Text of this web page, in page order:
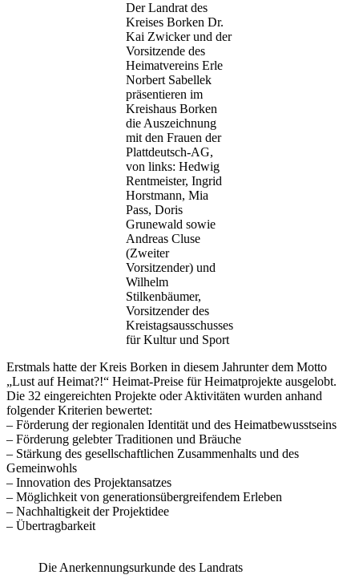
Der Landrat des
Kreises Borken Dr.
Kai Zwicker und der
Vorsitzende des
Heimatvereins Erle
Norbert Sabellek
präsentieren im
Kreishaus Borken
die Auszeichnung
mit den Frauen der
Plattdeutsch-AG,
von links: Hedwig
Rentmeister, Ingrid
Horstmann, Mia
Pass, Doris
Grunewald sowie
Andreas Cluse
(Zweiter
Vorsitzender) und
Wilhelm
Stilkenbäumer,
Vorsitzender des
Kreistagsausschusses
für Kultur und Sport
Erstmals hatte der Kreis Borken in diesem Jahrunter dem Motto
„Lust auf Heimat?!“ Heimat-Preise für Heimatprojekte ausgelobt.
Die 32 eingereichten Projekte oder Aktivitäten wurden anhand
folgender Kriterien bewertet:
– Förderung der regionalen Identität und des Heimatbewusstseins
– Förderung gelebter Traditionen und Bräuche
– Stärkung des gesellschaftlichen Zusammenhalts und des
Gemeinwohls
– Innovation des Projektansatzes
– Möglichkeit von generationsübergreifendem Erleben
– Nachhaltigkeit der Projektidee
– Übertragbarkeit
Die Anerkennungsurkunde des Landrats